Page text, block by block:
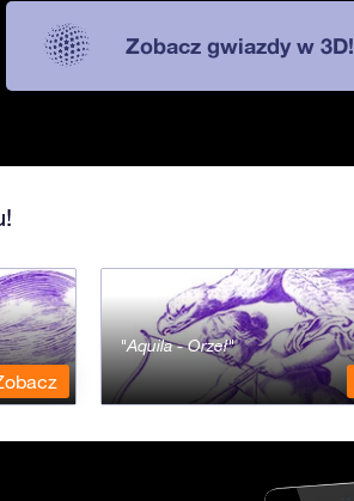
Zobacz gwiazdy w 3D!
Aquila - Orzeł